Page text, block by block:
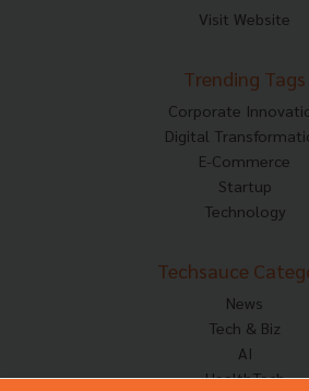
Visit Website
Trending Tags
Corporate
Digital
E-Commerce
Startup
Technology
Techsauce
News
Tech & Biz
AI
HealthTech